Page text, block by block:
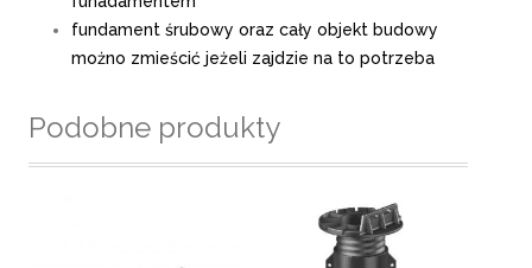
fundament śrubowy oraz cały objekt budowy
możno zmieścić jeżeli zajdzie na to potrzeba
Podobne produkty